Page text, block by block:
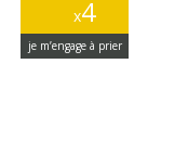
x4
je m’engage à prier